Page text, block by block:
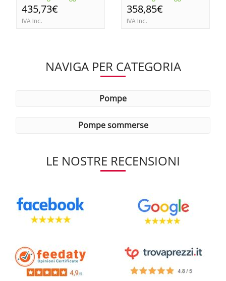
435,73€
IVA Inc.
358,85€
IVA Inc.
NAVIGA PER CATEGORIA
pompe
pompe sommerse
LE NOSTRE RECENSIONI